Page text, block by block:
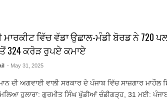
ਮਾਰਕੀਟ ਵਿੱਚ ਵੱਡਾ ਉਛਾਲ-ਮੰਡੀ ਬੋਰਡ ਨੇ 720
ਤੋਂ 324 ਕਰੋੜ ਰੁਪਏ ਕਮਾਏ
- May 31, 2025
ਦੀ ਅਗਵਾਈ ਵਾਲੀ ਸਰਕਾਰ ਦੇ ਪੰਜਾਬ ਵਿੱਚ ਸਾਜ਼ਗਾਰ ਮਾਹੌਲ
ਹੁਲਾਰਾ: ਗੁਰਮੀਤ ਸਿੰਘ ਖੁੱਡੀਆਂ ਚੰਡੀਗੜ੍ਹ, 31 ਮਈ: ਪੰਜਾਬ